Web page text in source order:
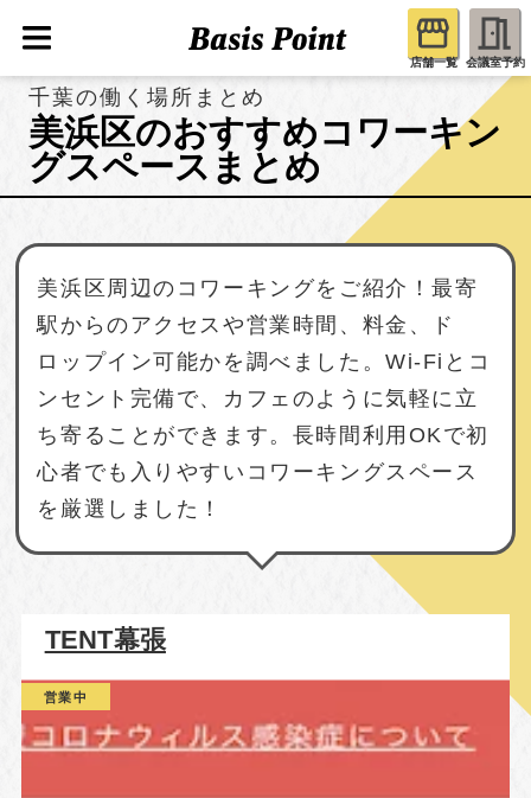
店舗一覧 会議室予約
千葉の働く場所まとめ
美浜区のおすすめコワーキン
グスペースまとめ
美浜区周辺のコワーキングをご紹介！最寄
駅からのアクセスや営業時間、料金、ド
ロップイン可能かを調べました。Wi-Fiとコ
ンセント完備で、カフェのように気軽に立
ち寄ることができます。長時間利用OKで初
心者でも入りやすいコワーキングスペース
を厳選しました！
TENT幕張
営業中